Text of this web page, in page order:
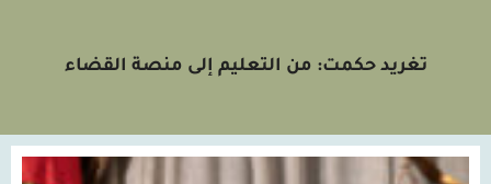
تغريد حكمت: من التعليم إلى منصة القضاء